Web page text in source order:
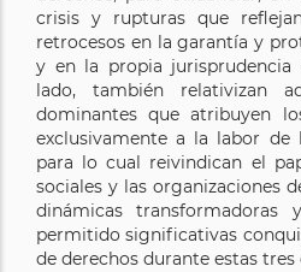
crisis y rupturas que
retrocesos en la garantía y
y en la propia
lado, también relativizan
dominantes que atribuyen
exclusivamente a la labor de
para lo cual reivindican el
sociales y las organizaciones
dinámicas
permitido significativas
de derechos durante estas tres